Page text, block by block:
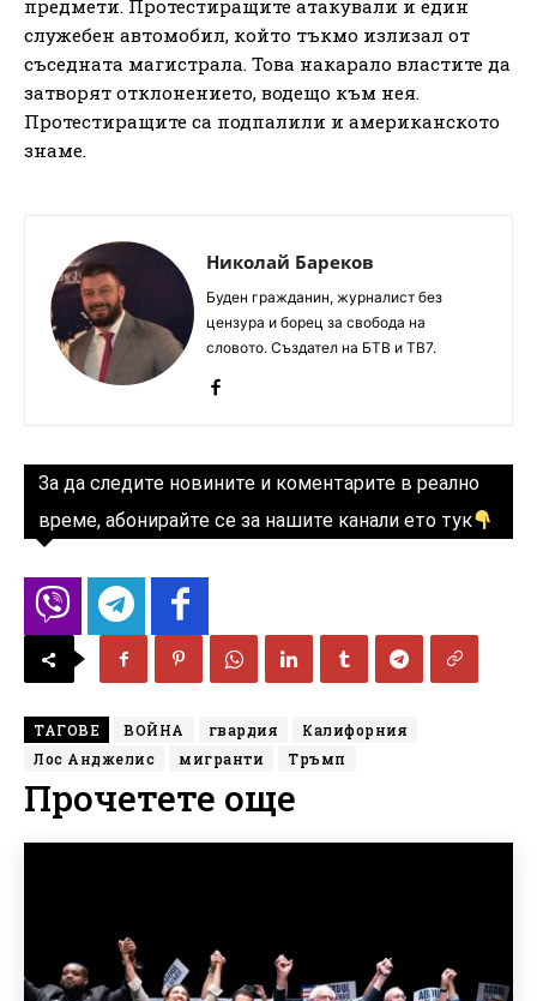
предмети. Протестиращите атакували и един
служебен автомобил, който тъкмо излизал от
съседната магистрала. Това накарало властите да
затворят отклонението, водещо към нея.
Протестиращите са подпалили и американското
знаме.
Николай Бареков
Буден гражданин, журналист без
цензура и борец за свобода на
словото. Създател на БТВ и ТВ7.
За да следите новините и коментарите в реално
време, абонирайте се за нашите канали ето тук
ТАГОВЕ ВОЙНА гвардия
Калифорния
Лос Анджелис
мигранти Тръмп
Прочетете още